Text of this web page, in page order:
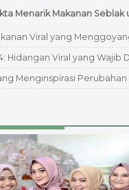
Menarik Makanan
Viral yang
Hidangan Viral yang Wajib
Menginspirasi Perubahan